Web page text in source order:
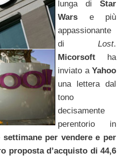
lunga di Star
Wars e più
appassionante
di Lost.
Micorsoft ha
inviato a Yahoo
una lettera dal
tono
decisamente
perentorio in
settimane per vendere e per
proposta d’acquisto di 44,6